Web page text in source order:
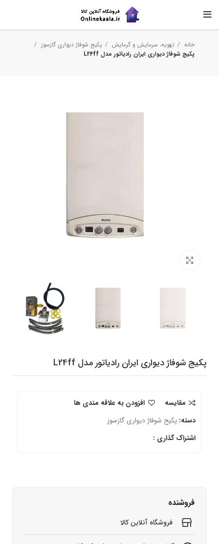
خانه تهویه، سرمایش و گرمایش
پکیج شوفاژ دیواری گازسوز
پکیج شوفاژ دیواری ایران رادیاتور مدل L24ff
پکیج شوفاژ دیواری ایران رادیاتور مدل L24ff
مقایسه
افزودن به علاقه مندی ها
دسته: پکیج شوفاژ دیواری گازسوز
اشتراک گذاری :
فروشنده
فروشگاه آنلاین کالا